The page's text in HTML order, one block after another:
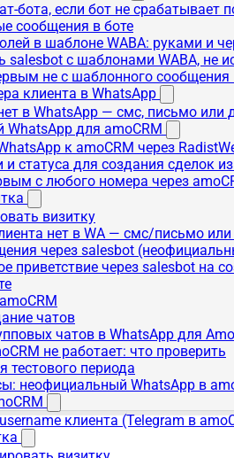
бота, если бот не срабатывает
сообщения в боте
в шаблоне WABA: руками и
salesbot с шаблонами WABA, не
не с шаблонного сообщения
клиента в WhatsApp
в WhatsApp — смс, письмо или
для amoCRM
к amoCRM через
статуса для создания сделок
с любого номера через
визитку
нет в WA — смс/письмо
через salesbot
приветствие через salesbot на
чатов
чатов в WhatsApp для
не работает: что проверить
тестового периода
неофициальный WhatsApp в
клиента (Telegram в